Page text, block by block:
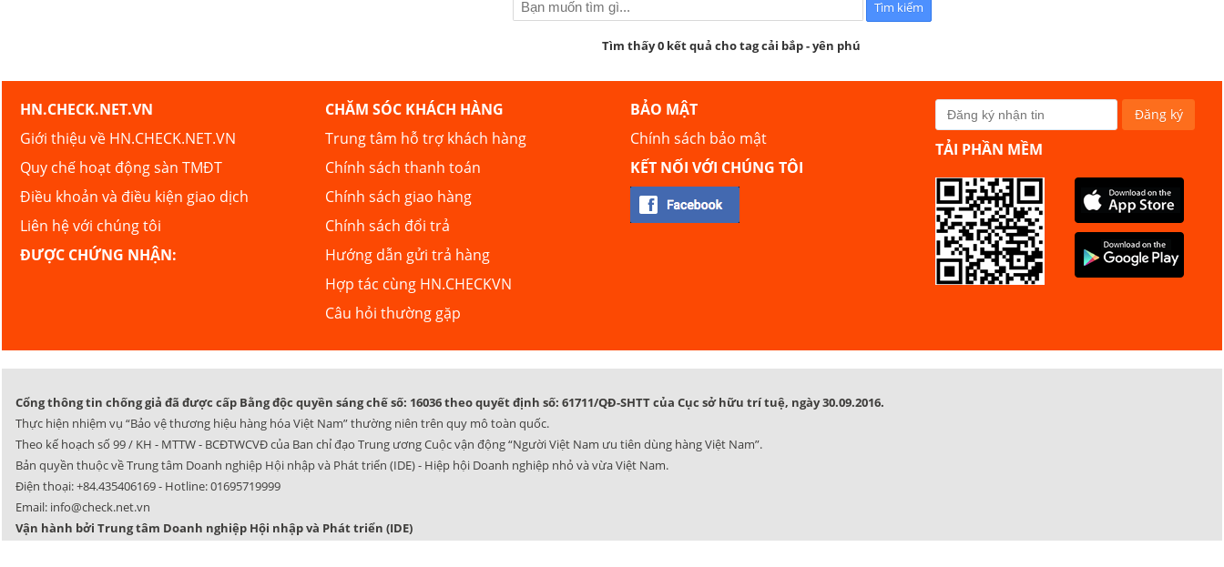
Tìm thấy 0 kết quả cho tag cải bắp - yên phú
HN.CHECK.NET.VN
Giới thiệu về HN.CHECK.NET.VN
Quy chế hoạt động sàn TMĐT
Điều khoản và điều kiện giao dịch
Liên hệ với chúng tôi
ĐƯỢC CHỨNG NHẬN:
CHĂM SÓC KHÁCH HÀNG
Trung tâm hỗ trợ khách hàng
Chính sách thanh toán
Chính sách giao hàng
Chính sách đổi trả
Hướng dẫn gửi trả hàng
Hợp tác cùng HN.CHECKVN
Câu hỏi thường gặp
BẢO MẬT
Chính sách bảo mật
KẾT NỐI VỚI CHÚNG TÔI
TẢI PHẦN MỀM
Cổng thông tin chống giả đã được cấp Bằng độc quyền sáng chế số: 16036 theo quyết định số: 61711/QĐ-SHTT của Cục sở hữu trí tuệ, ngày 30.09.2016.
Thực hiện nhiệm vụ “Bảo vệ thương hiệu hàng hóa Việt Nam” thường niên trên quy mô toàn quốc.
Theo kế hoạch số 99 / KH - MTTW - BCĐTWCVĐ của Ban chỉ đạo Trung ương Cuộc vận động “Người Việt Nam ưu tiên dùng hàng Việt Nam”.
Bản quyền thuộc về Trung tâm Doanh nghiệp Hội nhập và Phát triển (IDE) - Hiệp hội Doanh nghiệp nhỏ và vừa Việt Nam.
Điện thoại:+84.435406169- Hotline:01695719999
Email: info@check.net.vn
Vận hành bởi Trung tâm Doanh nghiệp Hội nhập và Phát triển (IDE)